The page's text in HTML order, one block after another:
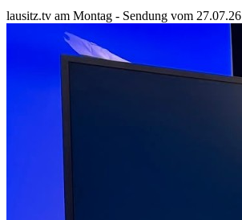
lausitz.tv am Montag - Sendung vom 27.07.26